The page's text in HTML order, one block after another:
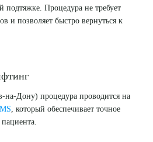
подтяжке. Процедура не требует
и позволяет быстро вернуться к
на-Дону) процедура проводится на
, который обеспечивает точное
персональных данных